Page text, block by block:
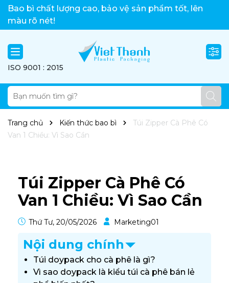
Việt Thành xin chào!
Bao bì chất lượng cao, bảo vệ sản phẩm tốt, lên
màu rõ nét!
ISO 9001 : 2015
Trang chủ Kiến thức bao bì
Túi Zipper Cà Phê Có
Van 1 Chiều: Vì Sao Cần
Túi Zipper Cà Phê Có
Van 1 Chiều: Vì Sao Cần
Thứ Tư, 20/05/2026 Marketing01
Nội dung chính
Túi doypack cho cà phê là gì?
Vì sao doypack là kiểu túi cà phê bán lẻ